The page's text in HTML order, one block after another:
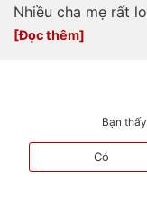
Nhiều cha mẹ rất
Bạn
Có